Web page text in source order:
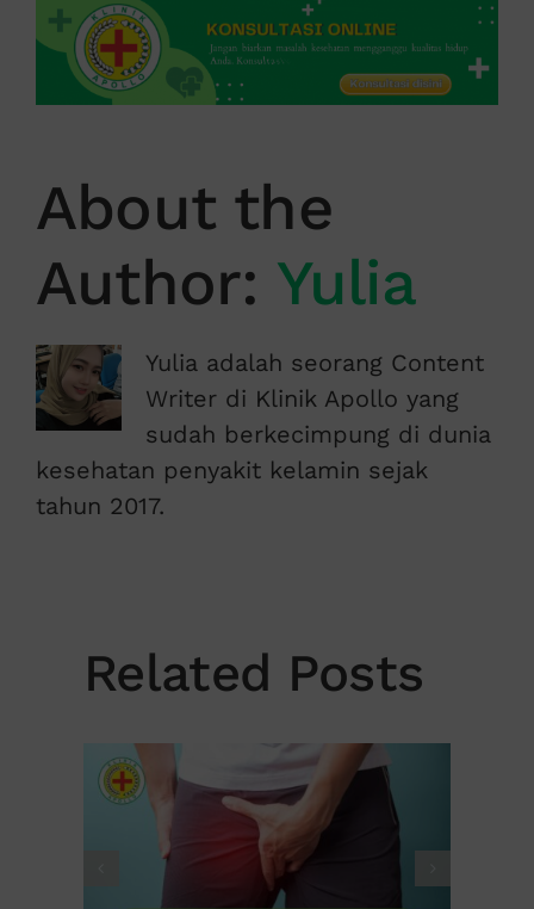
About the
Author: Yulia
Yulia adalah seorang Content
Writer di Klinik Apollo yang
sudah berkecimpung di dunia
kesehatan penyakit kelamin sejak
tahun 2017.
Related Posts